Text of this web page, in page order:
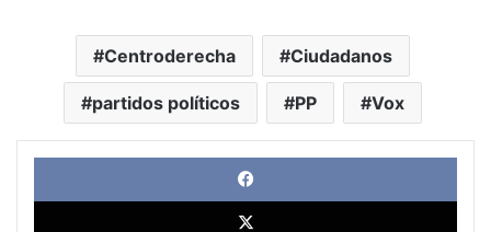
Centroderecha Ciudadanos
partidos políticos PP Vox
X